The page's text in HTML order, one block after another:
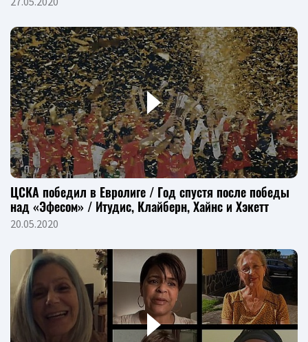
ЦСКА победил в Евролиге / Год спустя после победы
над «Эфесом» / Итудис, Клайберн, Хайнс и Хэкетт
20.05.2020